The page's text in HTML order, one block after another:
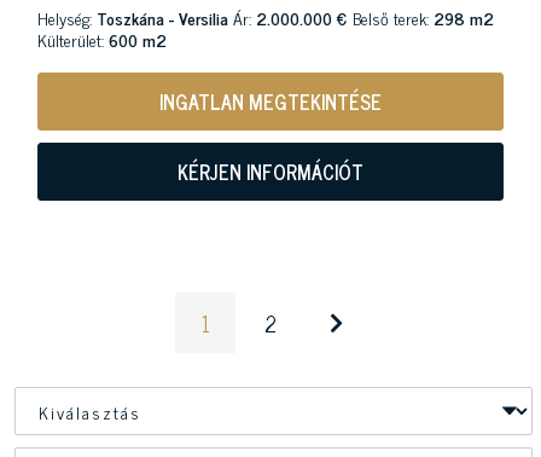
Helység: Toszkána - VersiliaÁr: 2.000.000 € Belső terek: 298 m2
Külterület:600 m2
INGATLAN MEGTEKINTÉSE
KÉRJEN INFORMÁCIÓT
1 2